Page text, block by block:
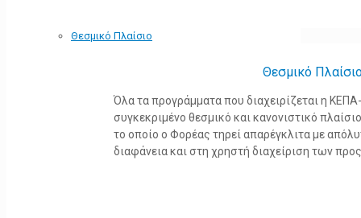
Θεσμικό Πλαίσιο
Θεσμικό
Όλα τα προγράμματα που διαχειρίζεται η
συγκεκριμένο θεσμικό και κανονιστικό
το οποίο ο Φορέας τηρεί απαρέγκλιτα με
διαφάνεια και στη χρηστή διαχείριση των